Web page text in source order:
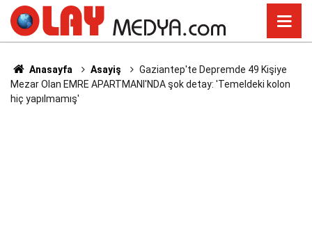
Anasayfa Asayiş
Gaziantep'te Depremde 49 Kişiye
Mezar Olan EMRE APARTMANI'NDA şok detay: 'Temeldeki kolon
hiç yapılmamış'